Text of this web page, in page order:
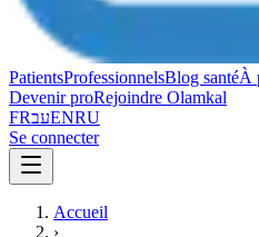
PatientsProfessionnelsBlog santéÀ
Devenir proRejoindre Olamkal
FRעבENRU
Se connecter
Accueil
›